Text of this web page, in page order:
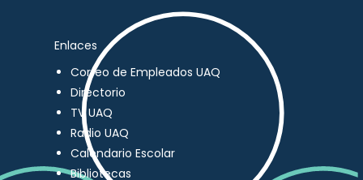
Enlaces
Correo de Empleados UAQ
Directorio
TV UAQ
Radio UAQ
Calendario Escolar
Bibliotecas